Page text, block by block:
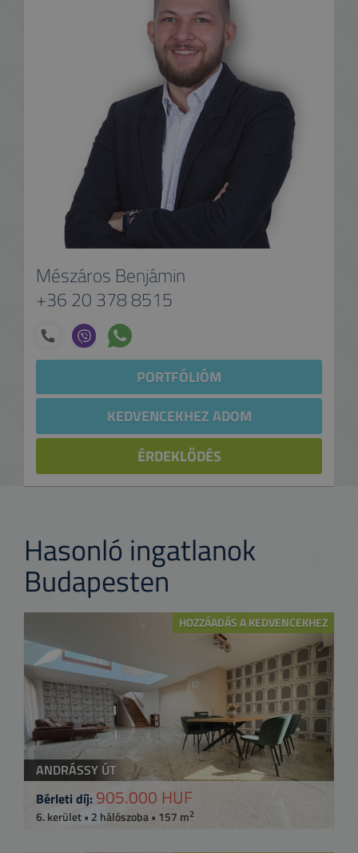
Mészáros Benjámin
+36 20 378 8515
PORTFÓLIÓM
KEDVENCEKHEZ ADOM
ÉRDEKLŐDÉS
Hasonló ingatlanok
Budapesten
HOZZÁADÁS A KEDVENCEKHEZ
ANDRÁSSY ÚT
Bérleti díj: 905.000 HUF
6. kerület • 2 hálószoba • 157 m2